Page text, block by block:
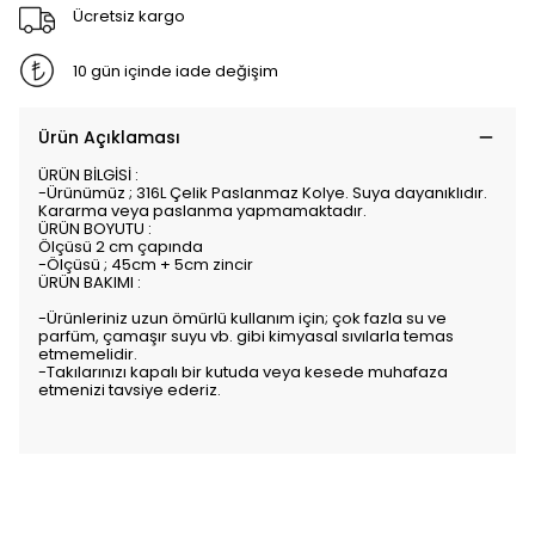
Ücretsiz kargo
10 gün içinde iade değişim
Ürün Açıklaması
ÜRÜN BİLGİSİ :
-Ürünümüz ; 316L Çelik Paslanmaz Kolye. Suya dayanıklıdır.
Kararma veya paslanma yapmamaktadır.
ÜRÜN BOYUTU :
Ölçüsü 2 cm çapında
-Ölçüsü ; 45cm + 5cm zincir
ÜRÜN BAKIMI :
-Ürünleriniz uzun ömürlü kullanım için; çok fazla su ve
parfüm, çamaşır suyu vb. gibi kimyasal sıvılarla temas
etmemelidir.
-Takılarınızı kapalı bir kutuda veya kesede muhafaza
etmenizi tavsiye ederiz.